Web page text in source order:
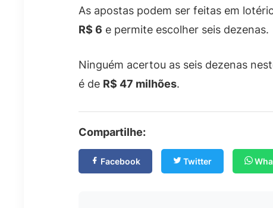
As apostas podem ser feitas em
R$ 6 e permite escolher seis dezenas.
Ninguém acertou as seis dezenas
é de R$ 47 milhões.
Compartilhe:
Facebook Twitter